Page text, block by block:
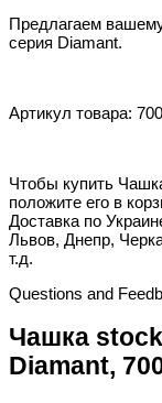
Предлагаем
серия Diamant.
Артикул товара:
Чтобы купить
положите его в
Доставка по
Львов, Днепр,
т.д.
Questions and
Чашка
Diamant,